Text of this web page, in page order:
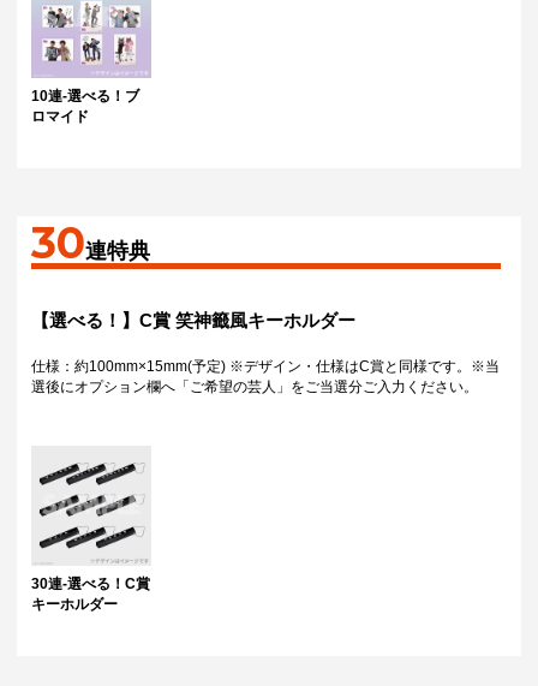
10連-選べる！ブ
ロマイド
30連特典
【選べる！】C賞 笑神籤風キーホルダー
仕様：約100mm×15mm(予定) ※デザイン・仕様はC賞と同様です。※当
選後にオプション欄へ「ご希望の芸人」をご当選分ご入力ください。
30連-選べる！C賞
キーホルダー